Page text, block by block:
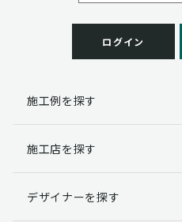
ログイン
施工例を探す
施工店を探す
デザイナーを探す